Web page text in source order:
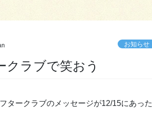
お知らせ
クラブで笑おう
タークラブのメッセージが12/15にあった